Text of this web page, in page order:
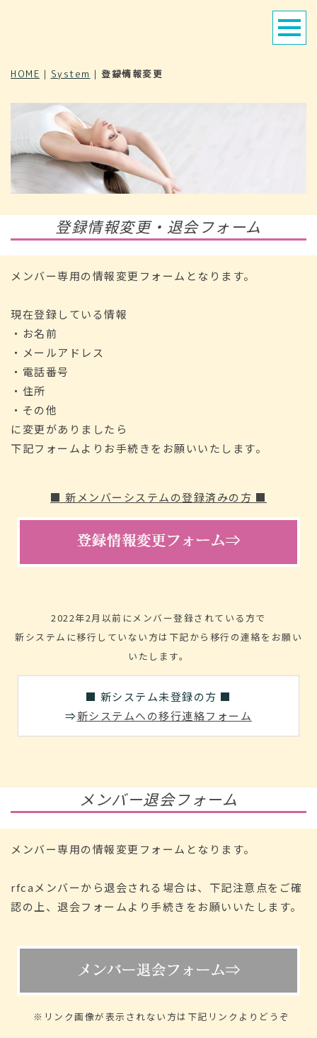
HOME | System | 登録情報変更
登録情報変更・退会フォーム
メンバー専用の情報変更フォームとなります。
現在登録している情報
・お名前
・メールアドレス
・電話番号
・住所
・その他
に変更がありましたら
下記フォームよりお手続きをお願いいたします。
■ 新メンバーシステムの登録済みの方 ■
2022年2月以前にメンバー登録されている方で
新システムに移行していない方は下記から移行の連絡をお願い
いたします。
■ 新システム未登録の方 ■
⇒新システムへの移行連絡フォーム
メンバー退会フォーム
メンバー専用の情報変更フォームとなります。
rfcaメンバーから退会される場合は、下記注意点をご確
認の上、退会フォームより手続きをお願いいたします。
※リンク画像が表示されない方は下記リンクよりどうぞ